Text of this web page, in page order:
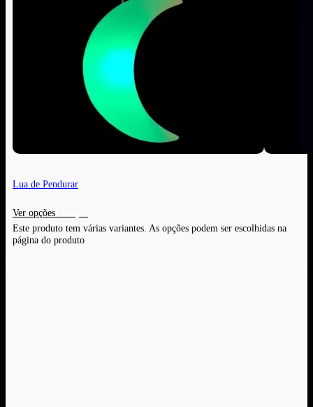
Lua de Pendurar
Ver opções
Este produto tem várias variantes. As opções podem ser escolhidas na
página do produto